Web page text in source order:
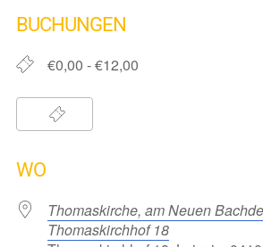
BUCHUNGEN
€0,00 - €12,00
WO
Thomaskirche, am Neuen
Thomaskirchhof 18